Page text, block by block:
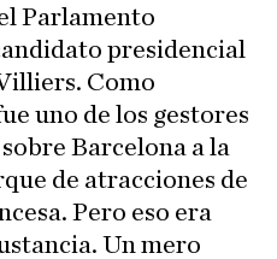
Parlamento
presidencial
Como
uno de los gestores
Barcelona a la
de atracciones de
Pero eso era
Un mero